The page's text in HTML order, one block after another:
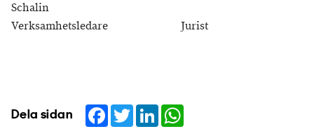
Schalin
Verksamhetsledare Jurist
Dela sidan Facebook
TwitterLinkedIn